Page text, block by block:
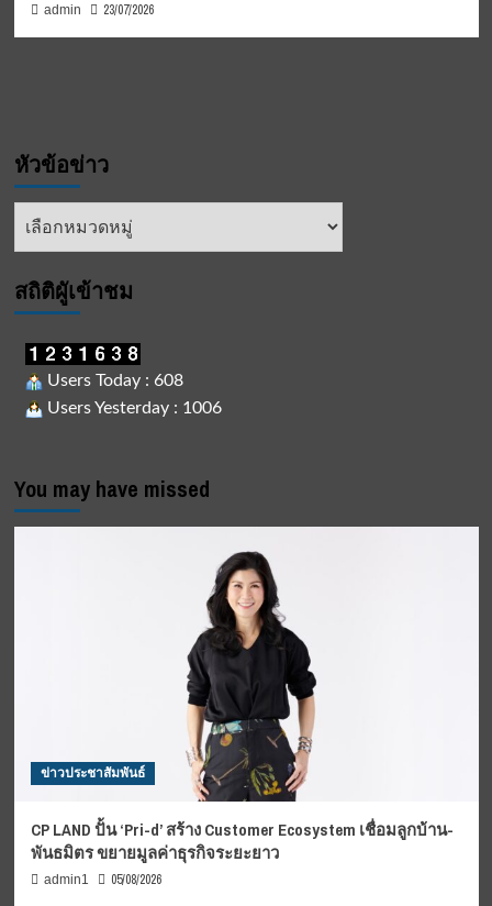
admin 23/07/2026
หัวข้อข่าว
หัวข้อ
สถิติผูัเข้าชม
Users Today : 608
Users Yesterday : 1006
You may have missed
ข่าวประชาสัมพันธ์
CP LAND ปั้น ‘Pri-d’ สร้าง Customer Ecosystem เชื่อมลูกบ้าน-
พันธมิตร ขยายมูลค่าธุรกิจระยะยาว
admin1 05/08/2026